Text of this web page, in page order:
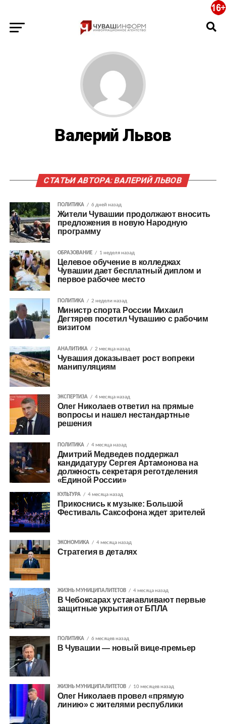
Валерий Львов
СТАТЬИ АВТОРА: ВАЛЕРИЙ ЛЬВОВ
ПОЛИТИКА 6 дней назад
Жители Чувашии продолжают вносить
предложения в новую Народную
программу
ОБРАЗОВАНИЕ 1 неделя назад
Целевое обучение в колледжах
Чувашии дает бесплатный диплом и
первое рабочее место
ПОЛИТИКА 2 недели назад
Министр спорта России Михаил
Дегтярев посетил Чувашию с рабочим
визитом
АНАЛИТИКА 2 месяца назад
Чувашия доказывает рост вопреки
манипуляциям
ЭКСПЕРТИЗА 4 месяца назад
Олег Николаев ответил на прямые
вопросы и нашел нестандартные
решения
ПОЛИТИКА 4 месяца назад
Дмитрий Медведев поддержал
кандидатуру Сергея Артамонова на
должность секретаря реготделения
«Единой России»
КУЛЬТУРА 4 месяца назад
Прикоснись к музыке: Большой
Фестиваль Саксофона ждет зрителей
ЭКОНОМИКА 4 месяца назад
Стратегия в деталях
ЖИЗНЬ МУНИЦИПАЛИТЕТОВ 4 месяца назад
В Чебоксарах устанавливают первые
защитные укрытия от БПЛА
ПОЛИТИКА 6 месяцев назад
В Чувашии — новый вице-премьер
ЖИЗНЬ МУНИЦИПАЛИТЕТОВ 10 месяцев назад
Олег Николаев провел «прямую
линию» с жителями республики